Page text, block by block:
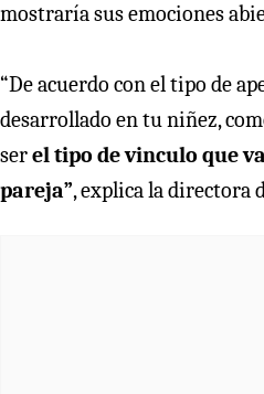
mostraría sus emociones
“De acuerdo con el tipo de
desarrollado en tu niñez,
serel tipo de vinculo que
pareja”, explica la directora